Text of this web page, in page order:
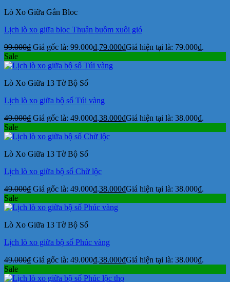
Lò Xo Giữa Gắn Bloc
Lịch lò xo giữa bloc Thuận buồm xuôi gió
99.000₫ Giá gốc là: 99.000₫.79.000₫Giá hiện tại là: 79.000₫.
Sale
Lò Xo Giữa 13 Tờ Bộ Số
Lịch lò xo giữa bộ số Túi vàng
49.000₫ Giá gốc là: 49.000₫.38.000₫Giá hiện tại là: 38.000₫.
Sale
Lò Xo Giữa 13 Tờ Bộ Số
Lịch lò xo giữa bộ số Chữ lộc
49.000₫ Giá gốc là: 49.000₫.38.000₫Giá hiện tại là: 38.000₫.
Sale
Lò Xo Giữa 13 Tờ Bộ Số
Lịch lò xo giữa bộ số Phúc vàng
49.000₫ Giá gốc là: 49.000₫.38.000₫Giá hiện tại là: 38.000₫.
Sale